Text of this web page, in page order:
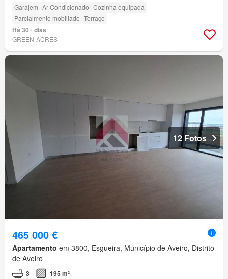
Garajem Ar Condicionado Cozinha equipada
Parcialmente mobiliado Terraço
Há 30+ dias
GREEN-ACRES
12 Fotos
465 000 €
Apartamento em 3800, Esgueira, Município de Aveiro, Distrito
de Aveiro
3 195 m²